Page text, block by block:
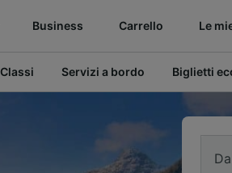
Business Carrello Le
Classi Servizi a bordo Biglietti
Da